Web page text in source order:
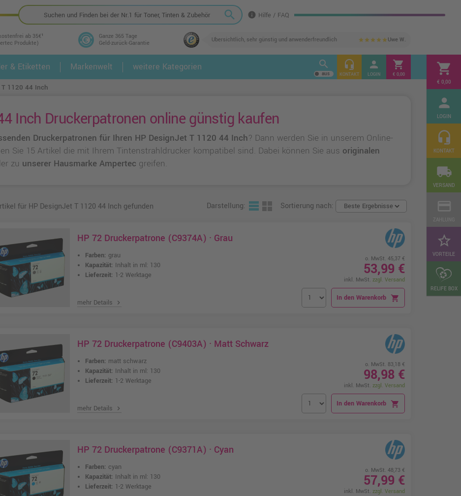
search info Hilfe / FAQ
ab 35€¹
Produkte)
Ganze 365 Tage
Geld-zurück-Garantie
Übersichtlich, sehr günstig und anwenderfreundlich star star star star star Uwe W.
shopping_cart
€ 0,00
person
LOGIN
headset_mic
KONTAKT
local_shipping
VERSAND
star_border
VORTEILE
RELIFE BOX
2.
& Etiketten Markenwelt weitere Kategorien search headset_mic
KONTAKT
person
LOGIN
shopping_cart
€ 0,00
1120 44 Inch
Inch Druckerpatronen online günstig kaufen
Druckerpatronen für Ihren HP DesignJet T 1120 44 Inch? Dann werden Sie in unserem Online-
Sie 15 Artikel die mit Ihrem Tintenstrahldrucker kompatibel sind. Dabei können Sie aus originalen
zu unserer Hausmarke Ampertec greifen.
für HP DesignJet T 1120 44 Inch gefunden Darstellung: Sortierung nach:
HP 72 Druckerpatrone (C9374A) · Grau
Farben: grau
Kapazität: Inhalt in ml: 130
Lieferzeit: 1-2 Werktage
mehr Details chevron_right
o. MwSt. 45,37 €
53,99 €
inkl. MwSt. zzgl. Versand
In den Warenkorb shopping_cart
HP 72 Druckerpatrone (C9403A) · Matt Schwarz
Farben: matt schwarz
Kapazität: Inhalt in ml: 130
Lieferzeit: 1-2 Werktage
mehr Details chevron_right
o. MwSt. 83,18 €
98,98 €
inkl. MwSt. zzgl. Versand
In den Warenkorb shopping_cart
HP 72 Druckerpatrone (C9371A) · Cyan
Farben: cyan
Kapazität: Inhalt in ml: 130
Lieferzeit: 1-2 Werktage
o. MwSt. 48,73 €
57,99 €
inkl. MwSt. zzgl. Versand